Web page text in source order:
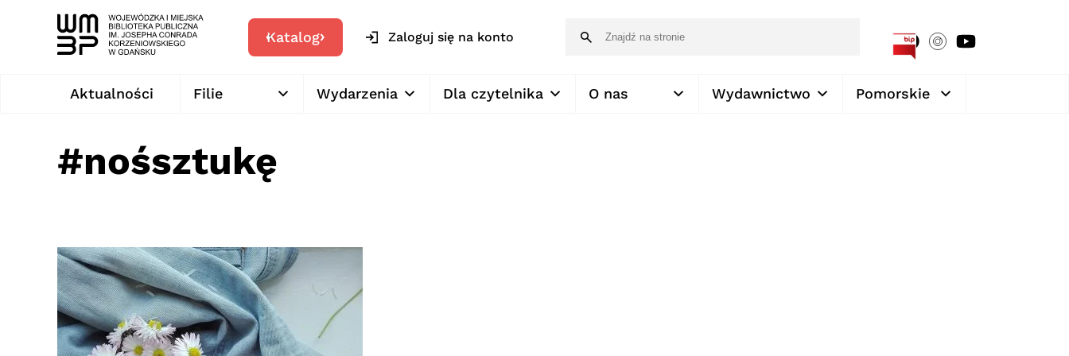
Katalog Zaloguj się na konto
Aktualności Filie Wydarzenia Dla czytelnika O nas Wydawnictwo Pomorskie
#nośsztukę